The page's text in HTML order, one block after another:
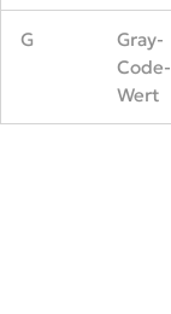
G
Gray-
Code-
Wert